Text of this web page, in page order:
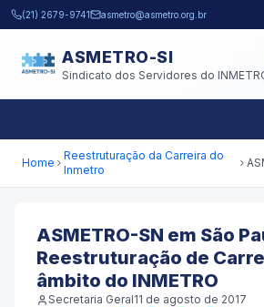
Pular para o conteúdo principal
(21) 2679-9741 asmetro@asmetro.org.br
ASMETRO-SI
Sindicato dos Servidores do
Home
Reestruturação da Carreira do
Inmetro
ASMETRO-SN em São
Reestruturação de
âmbito do INMETRO
Secretaria Geral11 de agosto de 2017